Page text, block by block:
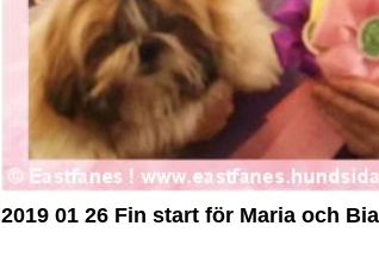
2019 01 26 Fin start för Maria och